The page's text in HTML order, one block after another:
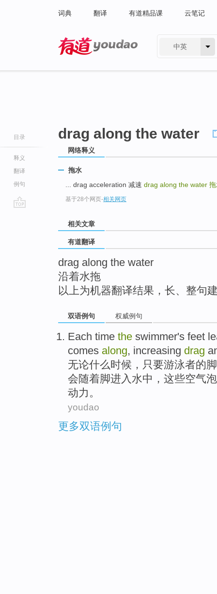
词典 翻译 有道精品课 云笔记
中英
目录
释义
翻译
例句
drag along the water
网络释义
拖水
... drag acceleration 减速 drag along the water
基于28个网页-相关网页
相关文章
有道翻译
drag along the water
沿着水拖
以上为机器翻译结果，长、整句
双语例句 权威例句
Each time the swimmer's feet
comes along, increasing drag
无论什么时候 ，只要游泳者的脚
会随着脚进入水中，这些空气
动力。
youdao
更多双语例句